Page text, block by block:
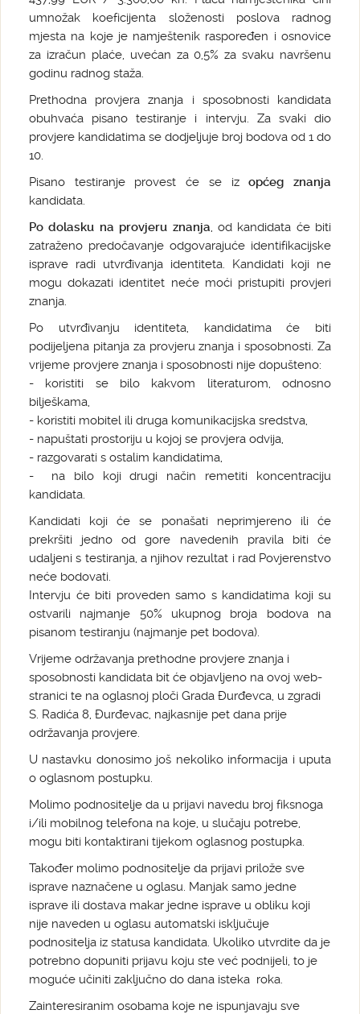
umnožak koeficijenta složenosti poslova radnog
mjesta na koje je namještenik raspoređen i osnovice
za izračun plaće, uvećan za 0,5% za svaku navršenu
godinu radnog staža.
Prethodna provjera znanja i sposobnosti kandidata
obuhvaća pisano testiranje i intervju. Za svaki dio
provjere kandidatima se dodjeljuje broj bodova od 1 do
10.
Pisano testiranje provest će se izopćeg znanja
kandidata.
Po dolasku na provjeru znanja, od kandidata će biti
zatraženo predočavanje odgovarajuće identifikacijske
isprave radi utvrđivanja identiteta. Kandidati koji ne
mogu dokazati identitet neće moći pristupiti provjeri
znanja.
Po utvrđivanju identiteta, kandidatima će biti
podijeljena pitanja za provjeru znanja i sposobnosti. Za
vrijeme provjere znanja i sposobnosti nije dopušteno:
- koristiti se bilo kakvom literaturom, odnosno
bilješkama,
- koristiti mobitel ili druga komunikacijska sredstva,
- napuštati prostoriju u kojoj se provjera odvija,
- razgovarati s ostalim kandidatima,
- na bilo koji drugi način remetiti koncentraciju
kandidata.
Kandidati koji će se ponašati neprimjereno ili će
prekršiti jedno od gore navedenih pravila biti će
udaljeni s testiranja, a njihov rezultat i rad Povjerenstvo
neće bodovati.
Intervju će biti proveden samo s kandidatima koji su
ostvarili najmanje 50% ukupnog broja bodova na
pisanom testiranju (najmanje pet bodova).
Vrijeme održavanja prethodne provjere znanja i
sposobnosti kandidata bit će objavljeno na ovoj web-
stranici te na oglasnoj ploči Grada Đurđevca, u zgradi
S. Radića 8, Đurđevac, najkasnije pet dana prije
održavanja provjere.
U nastavku donosimo još nekoliko informacija i uputa
o oglasnom postupku.
Molimo podnositelje da u prijavi navedu broj fiksnoga
i/ili mobilnog telefona na koje, u slučaju potrebe,
mogu biti kontaktirani tijekom oglasnog postupka.
Također molimo podnositelje da prijavi prilože sve
isprave naznačene u oglasu. Manjak samo jedne
isprave ili dostava makar jedne isprave u obliku koji
nije naveden u oglasu automatski isključuje
podnositelja iz statusa kandidata. Ukoliko utvrdite da je
potrebno dopuniti prijavu koju ste već podnijeli, to je
moguće učiniti zaključno do dana isteka roka.
Zainteresiranim osobama koje ne ispunjavaju sve